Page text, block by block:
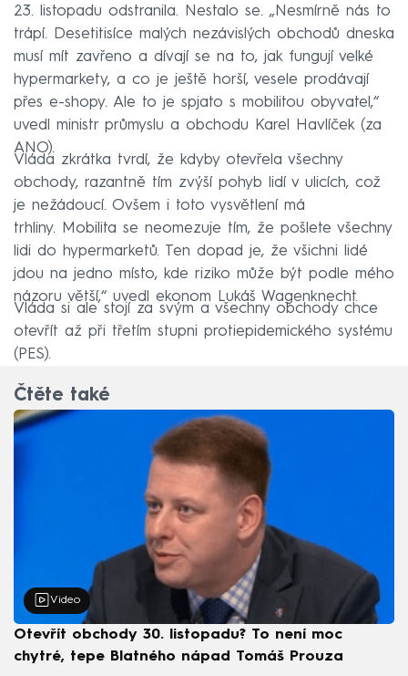
23. listopadu odstranila. Nestalo se. „Nesmírně nás to
trápí. Desetitisíce malých nezávislých obchodů dneska
musí mít zavřeno a dívají se na to, jak fungují velké
hypermarkety, a co je ještě horší, vesele prodávají
přes e-shopy. Ale to je spjato s mobilitou obyvatel,“
uvedl ministr průmyslu a obchodu Karel Havlíček (za
ANO).
Vláda zkrátka tvrdí, že kdyby otevřela všechny
obchody, razantně tím zvýší pohyb lidí v ulicích, což
je nežádoucí. Ovšem i toto vysvětlení má
trhliny. Mobilita se neomezuje tím, že pošlete všechny
lidi do hypermarketů. Ten dopad je, že všichni lidé
jdou na jedno místo, kde riziko může být podle mého
názoru větší,“ uvedl ekonom Lukáš Wagenknecht.
Vláda si ale stojí za svým a všechny obchody chce
otevřít až při třetím stupni protiepidemického systému
(PES).
Čtěte také
Video
Otevřít obchody 30. listopadu? To není moc
chytré, tepe Blatného nápad Tomáš Prouza